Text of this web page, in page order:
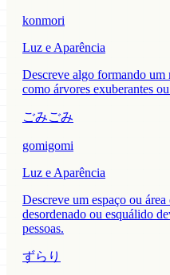
konmori
Luz e Aparência
Descreve algo formando um
como árvores exuberantes
ごみごみ
gomigomi
Luz e Aparência
Descreve um espaço ou
desordenado ou esquálido
pessoas.
ずらり